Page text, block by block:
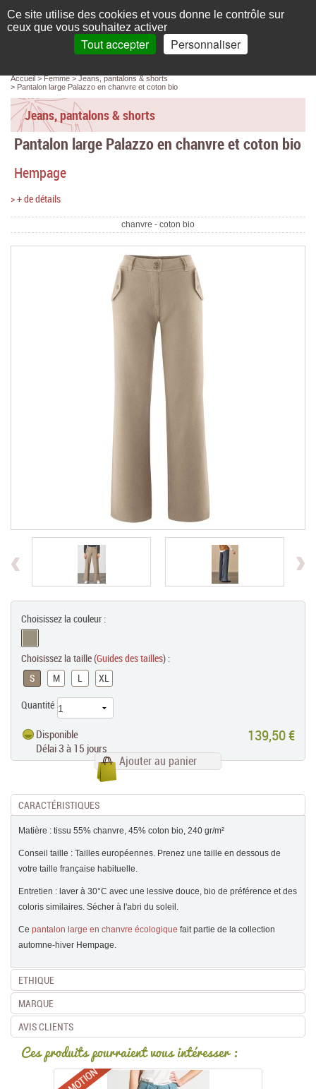
L'élégance au naturel
compte
Français
Recherche
Accueil
Femme
Homme
Bébé & enfant
Chaussettes & collants
Accueil Femme
Jeans, pantalons & shorts
Pantalon large Palazzo en chanvre et coton bio
Jeans, pantalons & shorts
Pantalon large Palazzo en chanvre et coton bio
Hempage
> + de détails
chanvre - coton bio
Choisissez la couleur :
Choisissez la taille (Guides des tailles) :
S
M L
XL
Quantité
Disponible
Délai 3 à 15 jours
139,50 €
Ajouter au panier
CARACTÉRISTIQUES
Matière : tissu 55% chanvre, 45% coton bio, 240 gr/m²
Conseil taille : Tailles européennes. Prenez une taille en dessous de
votre taille française habituelle.
Entretien : laver à 30°C avec une lessive douce, bio de préférence et des
coloris similaires. Sécher à l'abri du soleil.
Ce pantalon large en chanvre écologique fait partie de la collection
automne-hiver Hempage.
ETHIQUE
MARQUE
AVIS CLIENTS
Ces produits pourraient vous intéresser :
Promotions
Panneau de gestion des cookies
Ce site utilise des cookies et vous donne le contrôle sur
ceux que vous souhaitez activer
Tout accepter Personnaliser